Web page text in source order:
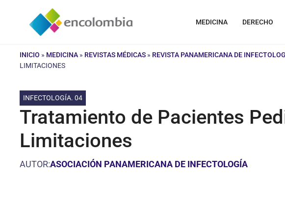
contenido
MEDICINA DERECHO
INICIO » MEDICINA » REVISTAS MÉDICAS » REVISTA PANAMERICANA DE
LIMITACIONES
INFECTOLOGÍA. 04
Tratamiento de Pacientes
Limitaciones
AUTOR:ASOCIACIÓN PANAMERICANA DE INFECTOLOGÍA